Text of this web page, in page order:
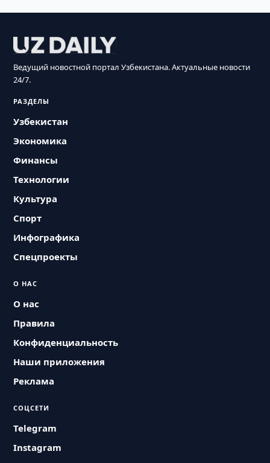
Ведущий новостной портал Узбекистана. Актуальные новости
24/7.
РАЗДЕЛЫ
Узбекистан
Экономика
Финансы
Технологии
Культура
Спорт
Инфографика
Спецпроекты
О НАС
О нас
Правила
Конфиденциальность
Наши приложения
Реклама
СОЦСЕТИ
Telegram
Instagram